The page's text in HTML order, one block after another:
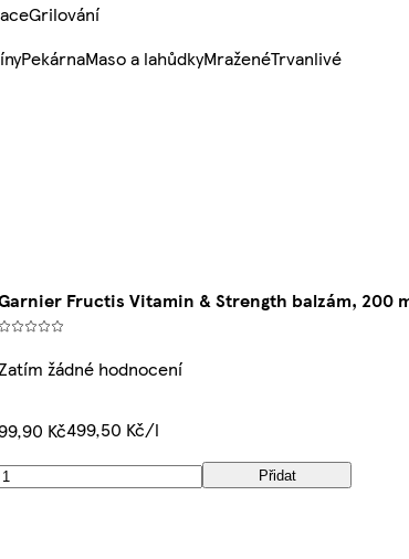
Grilování
PekárnaMaso a lahůdkyMraženéTrvanlivé
Fructis Vitamin & Strength balzám, 200
žádné hodnocení
Kč499,50 Kč/l
Přidat